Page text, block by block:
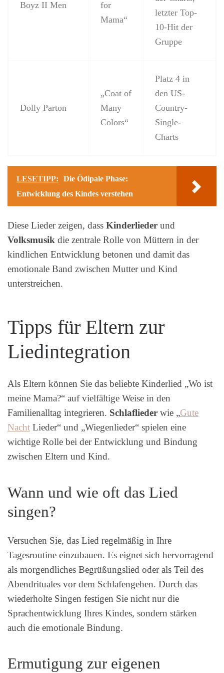
Boyz II Men
for
Mama“
letzter Top-
10-Hit der
Gruppe
Dolly Parton
„Coat of
Many
Colors“
Platz 4 in
den US-
Country-
Single-
Charts
LESETIPP:
Die Ödipale Phase:
Entwicklung des Kindes verstehen
Diese Lieder zeigen, dass Kinderlieder und
Volksmusik die zentrale Rolle von Müttern in der
kindlichen Entwicklung betonen und damit das
emotionale Band zwischen Mutter und Kind
unterstreichen.
Tipps für Eltern zur
Liedintegration
Als Eltern können Sie das beliebte Kinderlied „Wo ist
meine Mama?“ auf vielfältige Weise in den
Familienalltag integrieren. Schlaflieder wie „Gute
Nacht Lieder“ und „Wiegenlieder“ spielen eine
wichtige Rolle bei der Entwicklung und Bindung
zwischen Eltern und Kind.
Wann und wie oft das Lied
singen?
Versuchen Sie, das Lied regelmäßig in Ihre
Tagesroutine einzubauen. Es eignet sich hervorragend
als morgendliches Begrüßungslied oder als Teil des
Abendrituales vor dem Schlafengehen. Durch das
wiederholte Singen festigen Sie nicht nur die
Sprachentwicklung Ihres Kindes, sondern stärken
auch die emotionale Bindung.
Ermutigung zur eigenen